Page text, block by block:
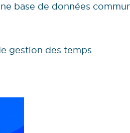
base de données
gestion des temps